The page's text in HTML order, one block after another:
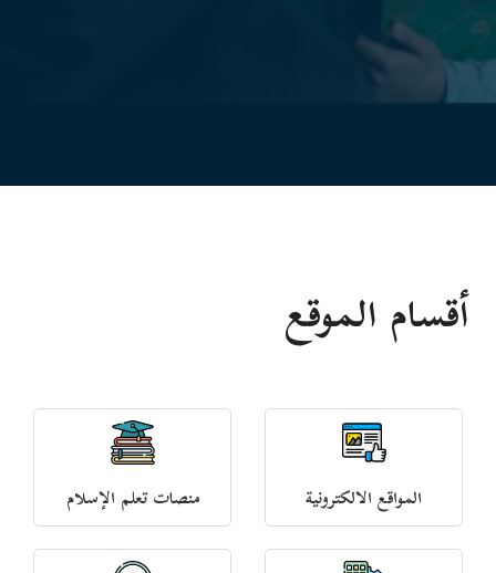
أقسام الموقع
المواقع الالكترونية منصات تعلم الإسلام